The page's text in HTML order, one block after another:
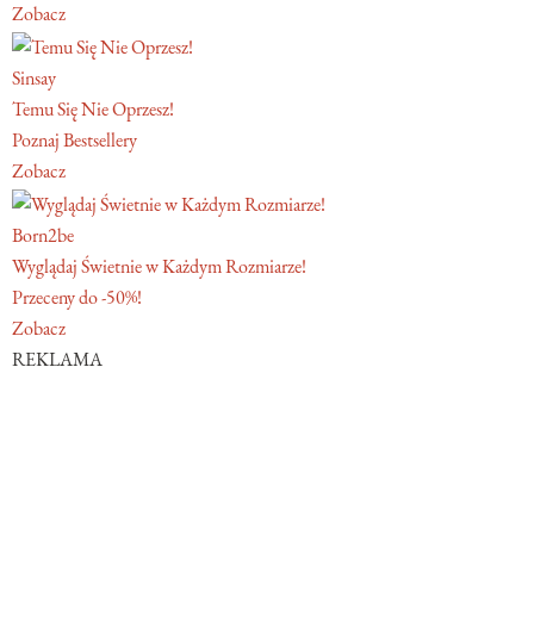
Zobacz
Sinsay
Temu Się Nie Oprzesz!
Poznaj Bestsellery
Zobacz
Born2be
Wyglądaj Świetnie w Każdym Rozmiarze!
Przeceny do -50%!
Zobacz
REKLAMA